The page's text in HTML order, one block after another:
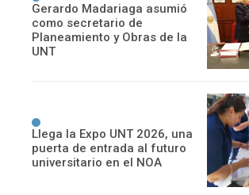
Gerardo Madariaga asumió
como secretario de
Planeamiento y Obras de la
UNT
Llega la Expo UNT 2026, una
puerta de entrada al futuro
universitario en el NOA